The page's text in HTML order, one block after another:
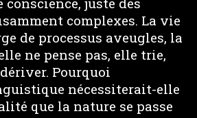
complexes. La vie
de processus aveugles, la
ne pense pas, elle trie,
Pourquoi
nécessiterait-elle
que la nature se passe